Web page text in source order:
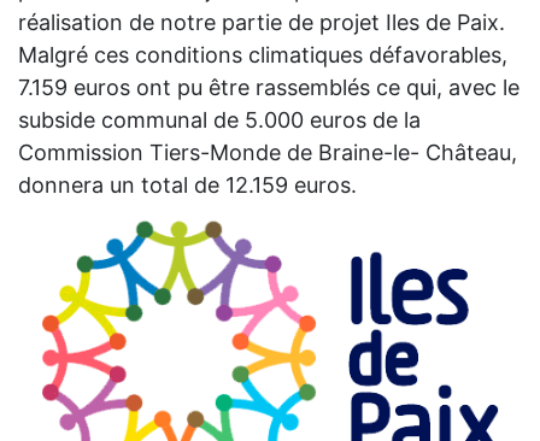
réalisation de notre partie de projet Iles de Paix.
Malgré ces conditions climatiques défavorables,
7.159 euros ont pu être rassemblés ce qui, avec le
subside communal de 5.000 euros de la
Commission Tiers-Monde de Braine-le- Château,
donnera un total de 12.159 euros.